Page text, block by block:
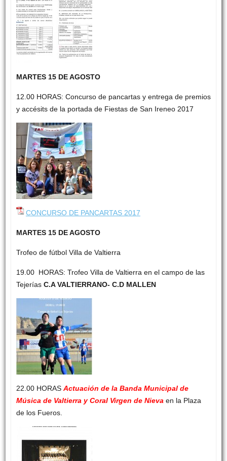
MARTES 15 DE AGOSTO
12.00 HORAS: Concurso de pancartas y entrega de premios
y accésits de la portada de Fiestas de San Ireneo 2017
CONCURSO DE PANCARTAS 2017
MARTES 15 DE AGOSTO
Trofeo de fútbol Villa de Valtierra
19.00 HORAS: Trofeo Villa de Valtierra en el campo de las
Tejerías C.A VALTIERRANO- C.D MALLEN
22.00 HORAS Actuación de la Banda Municipal de
Música de Valtierra y Coral Virgen de Nieva en la Plaza
de los Fueros.